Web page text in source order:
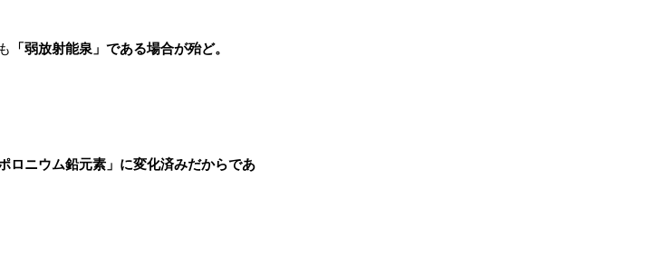
「弱放射能泉」である場合が殆ど。
ロニウム鉛元素」に変化済みだからであ